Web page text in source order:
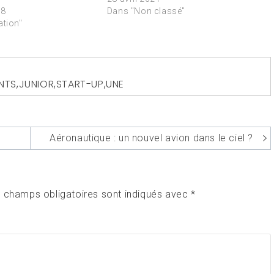
Dans "Non classé"
,JUNIOR,START-UP,UNE
Aéronautique : un nouvel avion dans le ciel ?
champs obligatoires sont indiqués avec*